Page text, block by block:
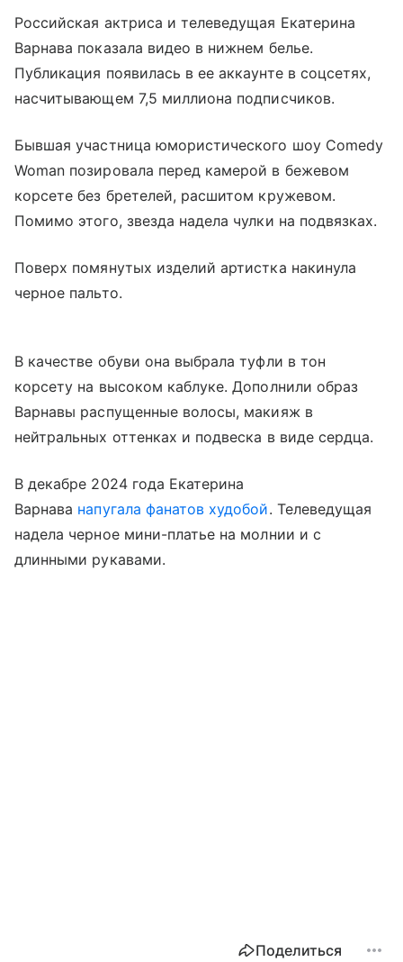
Российская актриса и телеведущая Екатерина
Варнава показала видео в нижнем белье.
Публикация появилась в ее аккаунте в соцсетях,
насчитывающем 7,5 миллиона подписчиков.
Бывшая участница юмористического шоу Comedy
Woman позировала перед камерой в бежевом
корсете без бретелей, расшитом кружевом.
Помимо этого, звезда надела чулки на подвязках.
Поверх помянутых изделий артистка накинула
черное пальто.
В качестве обуви она выбрала туфли в тон
корсету на высоком каблуке. Дополнили образ
Варнавы распущенные волосы, макияж в
нейтральных оттенках и подвеска в виде сердца.
В декабре 2024 года Екатерина
Варнава напугала фанатов худобой. Телеведущая
надела черное мини-платье на молнии и с
длинными рукавами.
Поделиться